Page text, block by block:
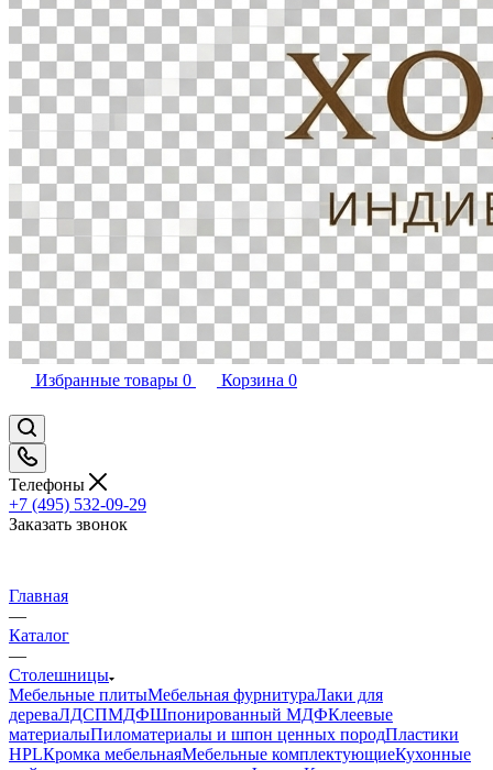
Избранные товары 0 Корзина 0
Телефоны
+7 (495) 532-09-29
Заказать звонок
Главная
—
Каталог
—
Столешницы
Мебельные плитыМебельная фурнитураЛаки для
дереваЛДСПМДФШпонированный МДФКлеевые
материалыПиломатериалы и шпон ценных породПластики
HPLКромка мебельнаяМебельные комплектующиеКухонные